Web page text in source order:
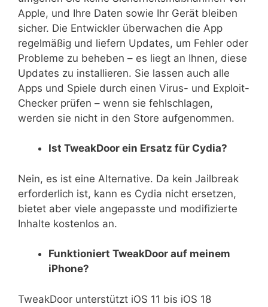
Apple, und Ihre Daten sowie Ihr Gerät bleiben
sicher. Die Entwickler überwachen die App
regelmäßig und liefern Updates, um Fehler oder
Probleme zu beheben – es liegt an Ihnen, diese
Updates zu installieren. Sie lassen auch alle
Apps und Spiele durch einen Virus- und Exploit-
Checker prüfen – wenn sie fehlschlagen,
werden sie nicht in den Store aufgenommen.
Ist TweakDoor ein Ersatz für Cydia?
Nein, es ist eine Alternative. Da kein Jailbreak
erforderlich ist, kann es Cydia nicht ersetzen,
bietet aber viele angepasste und modifizierte
Inhalte kostenlos an.
Funktioniert TweakDoor auf meinem
iPhone?
TweakDoor unterstützt iOS 11 bis iOS 18